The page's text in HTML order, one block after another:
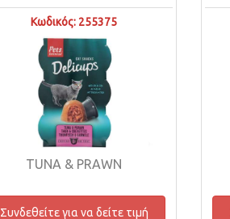
Κωδικός: 255375
TUNA & PRAWN
Συνδεθείτε για να δείτε τιμή